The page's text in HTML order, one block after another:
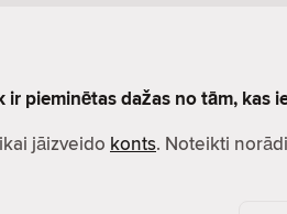
pieminētas dažas no tām, kas
jāizveido konts. Noteikti